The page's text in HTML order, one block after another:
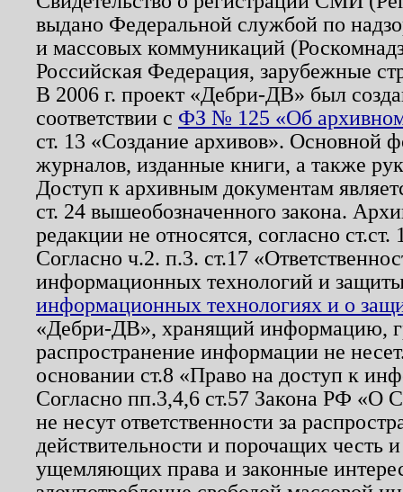
выдано Федеральной службой по
и массовых коммуникаций
Российская Федерация, зарубежные
В 2006 г. проект «Дебри-ДВ» был
соответствии с ФЗ № 125 «Об
ст. 13 «Создание архивов». Основной
журналов, изданные книги, а также
Доступ к архивным документам
ст. 24 вышеобозначенного закона.
редакции не относятся, согласно
Согласно ч.2. п.3. ст.17
информационных технологий и
информационных технологиях и о
«Дебри-ДВ», хранящий информацию,
распространение информации не
основании ст.8 «Право на доступ к
Согласно пп.3,4,6 ст.57 Закона РФ «О
не несут ответственности за
действительности и порочащих честь
ущемляющих права и законные